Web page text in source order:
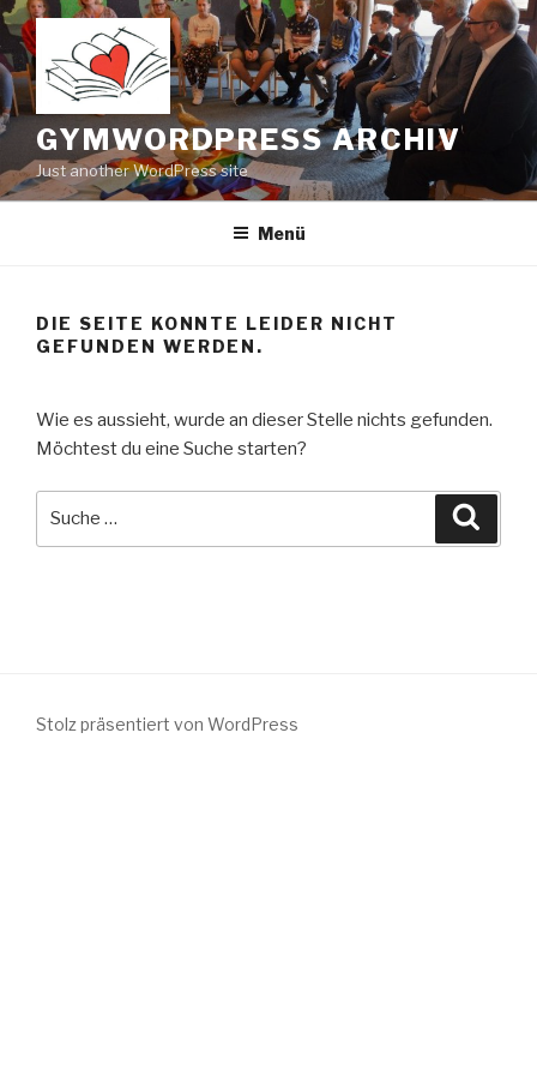
Zum
Inhalt
springen
GYMWORDPRESS ARCHIV
Just another WordPress site
Menü
DIE SEITE KONNTE LEIDER NICHT
GEFUNDEN WERDEN.
Wie es aussieht, wurde an dieser Stelle nichts gefunden.
Möchtest du eine Suche starten?
Stolz präsentiert von WordPress